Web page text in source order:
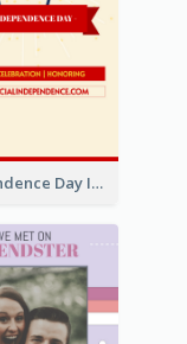
Independence Day Info Instagram Story